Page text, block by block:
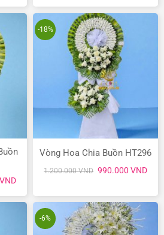
tại
là:
1.990.000 VND.
VND.
VNDGiá
tại
là:
990.000 VND.
-18%
Vòng Hoa Chia Buồn HT296
1.200.000VND Giá
990.000 VNDGiá
-6%